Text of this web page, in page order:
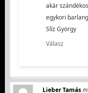
akár
egykori
Slíz György
Válasz
Lieber Tamás